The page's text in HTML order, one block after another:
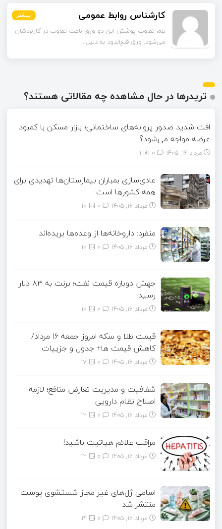
کارشناس روابط عمومی بیشتر
بله، تفاوت پوشش این دو ورق باعث تفاوت در کاربردشان
می‌شود. ورق قلع‌اندود به دلیل...
اسماعیل زاده بیشتر
تا قبل از خوندن این مقاله فکر می‌کردم ورق قلع‌اندود
همون ورق گالوانیزه است. تفاو...
بیشتر
بیشتر
بیشتر
بیشتر
تریدرها در حال مشاهده چه مقالاتی هستند؟
افت شدید صدور پروانه‌های ساختمانی؛ بازار مسکن با کمبود
عرضه مواجه می‌شود؟
مرداد ۱۶, ۱۴۰۵ 1
عادی‌سازی بمباران بیمارستان‌ها تهدیدی برای
همه کشورها است
مرداد ۱۶, ۱۴۰۵ 10
منفرد: داروخانه‌ها از وعده‌ها بریده‌اند
مرداد ۱۶, ۱۴۰۵ 10
جهش دوباره قیمت نفت؛ برنت به ۸۳ دلار
رسید
مرداد ۱۶, ۱۴۰۵ 10
قیمت طلا و سکه امروز جمعه ۱۶ مرداد/
کاهش قیمت ها+ جدول و جزییات
مرداد ۱۶, ۱۴۰۵ 17
شفافیت و مدیریت تعارض منافع؛ لازمه
اصلاح نظام دارویی
مرداد ۱۶, ۱۴۰۵ 12
مراقب علائم هپاتیت باشید!
مرداد ۱۶, ۱۴۰۵ 12
اسامی ژل‌های غیر مجاز شستشوی پوست
منتشر شد
مرداد ۱۶, ۱۴۰۵ 14